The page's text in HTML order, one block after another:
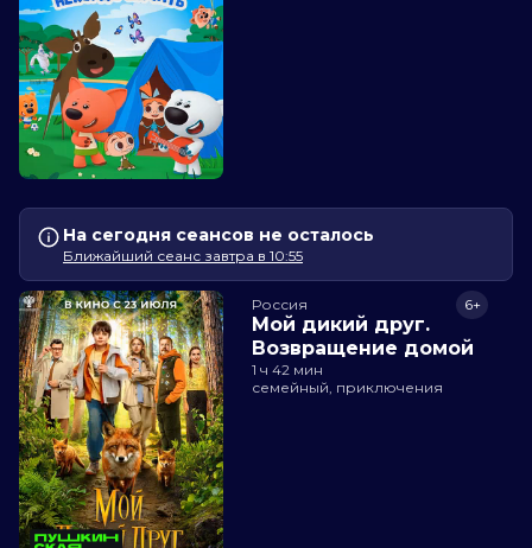
На сегодня сеансов не осталось
Ближайший сеанс завтра в 10:55
Россия
Мой дикий друг.
Возвращение домой
6+
1 ч 42 мин
семейный, приключения